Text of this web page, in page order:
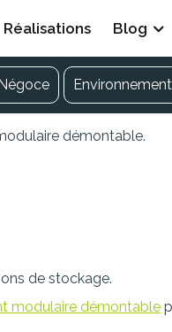
Réalisations Blog
Environnement
démontable.
de stockage.
modulaire démontable